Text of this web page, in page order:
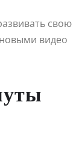
свою
видео